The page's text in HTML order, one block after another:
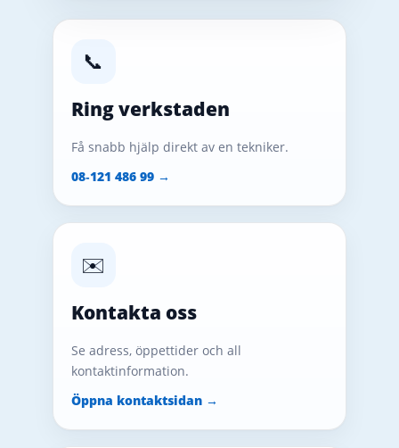
📞
Ring verkstaden
Få snabb hjälp direkt av en tekniker.
08‑121 486 99 →
✉️
Kontakta oss
Se adress, öppettider och all
kontaktinformation.
Öppna kontaktsidan →